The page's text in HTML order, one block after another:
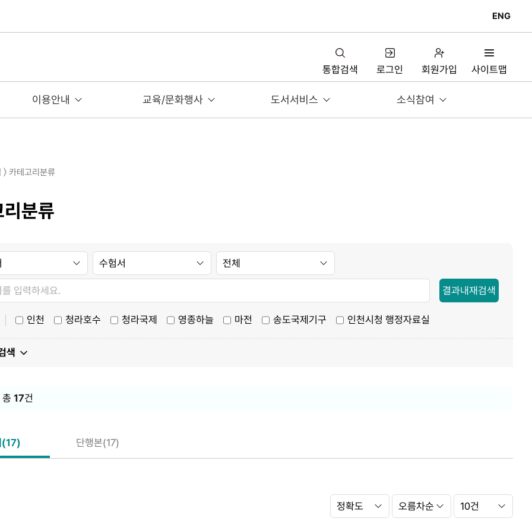
ENG
통합검색 로그인 회원가입 사이트맵
이용안내 교육/문화행사 도서서비스 소식참여
〉 카테고리분류
분류
결과내재검색
인천 청라호수 청라국제 영종하늘 마전 송도국제기구 인천시청 행정자료실
색
17건
(17) 단행본(17)